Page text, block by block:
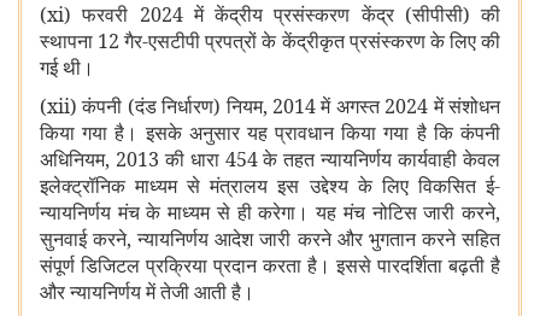
(xi) फरवरी 2024 में केंद्रीय प्रसंस्करण केंद्र (सीपीसी) की
स्थापना 12 गैर-एसटीपी प्रपत्रों के केंद्रीकृत प्रसंस्करण के लिए की
गई थी।
(xii) कंपनी (दंड निर्धारण) नियम, 2014 में अगस्त 2024 में संशोधन
किया गया है। इसके अनुसार यह प्रावधान किया गया है कि कंपनी
अधिनियम, 2013 की धारा 454 के तहत न्यायनिर्णय कार्यवाही केवल
इलेक्ट्रॉनिक माध्यम से मंत्रालय इस उद्देश्य के लिए विकसित ई-
न्यायनिर्णय मंच के माध्यम से ही करेगा। यह मंच नोटिस जारी करने,
सुनवाई करने, न्यायनिर्णय आदेश जारी करने और भुगतान करने सहित
संपूर्ण डिजिटल प्रक्रिया प्रदान करता है। इससे पारदर्शिता बढ़ती है
और न्यायनिर्णय में तेजी आती है।